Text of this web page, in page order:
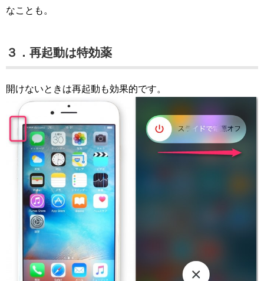
なことも。
３．再起動は特効薬
開けないときは再起動も効果的です。